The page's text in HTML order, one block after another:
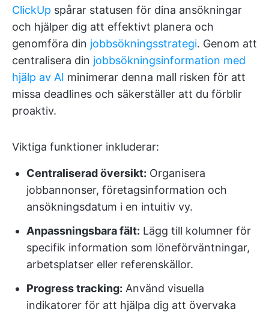
ClickUp spårar statusen för dina ansökningar
och hjälper dig att effektivt planera och
genomföra din jobbsökningsstrategi. Genom att
centralisera din jobbsökningsinformation med
hjälp av AI minimerar denna mall risken för att
missa deadlines och säkerställer att du förblir
proaktiv.
Viktiga funktioner inkluderar:
Centraliserad översikt: Organisera
jobbannonser, företagsinformation och
ansökningsdatum i en intuitiv vy.
Anpassningsbara fält: Lägg till kolumner för
specifik information som löneförväntningar,
arbetsplatser eller referenskällor.
Progress tracking: Använd visuella
indikatorer för att hjälpa dig att övervaka